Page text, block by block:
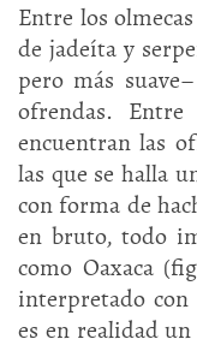
Entre los
de jadeíta y
pero más
ofrendas.
encuentran las
las que se halla
con forma de
en bruto, todo
como Oaxaca
interpretado con
es en realidad